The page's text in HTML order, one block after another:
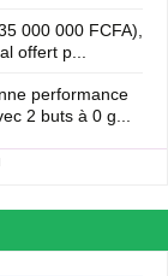
000 000 FCFA),
offert p...
performance
2 buts à 0 g...